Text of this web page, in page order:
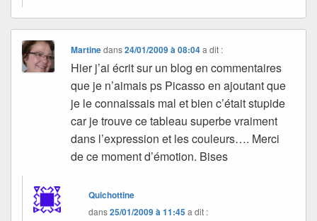
Martinedans24/01/2009 à 08:04 a dit :
Hier j’ai écrit sur un blog en commentaires
que je n’aimais ps Picasso en ajoutant que
je le connaissais mal et bien c’était stupide
car je trouve ce tableau superbe vraiment
dans l’expression et les couleurs…. Merci
de ce moment d’émotion. Bises
Quichottine
dans25/01/2009 à 11:45a dit :